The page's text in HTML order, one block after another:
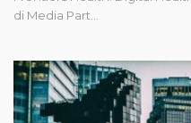
di Media Part…